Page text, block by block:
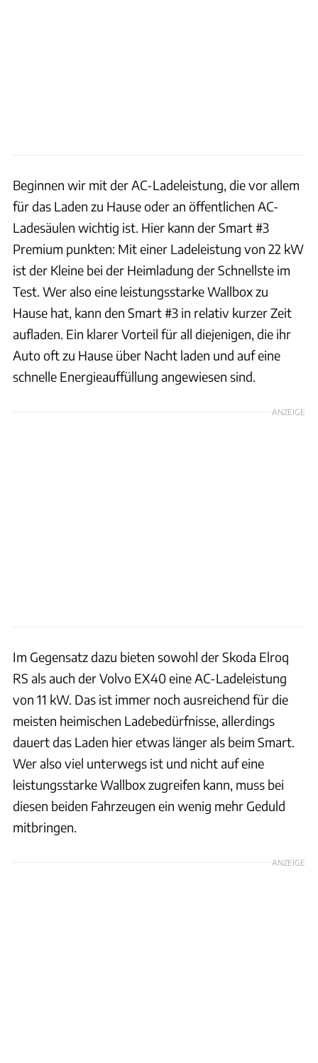
Beginnen wir mit der AC-Ladeleistung, die vor allem
für das Laden zu Hause oder an öffentlichen AC-
Ladesäulen wichtig ist. Hier kann der Smart #3
Premium punkten: Mit einer Ladeleistung von 22 kW
ist der Kleine bei der Heimladung der Schnellste im
Test. Wer also eine leistungsstarke Wallbox zu
Hause hat, kann den Smart #3 in relativ kurzer Zeit
aufladen. Ein klarer Vorteil für all diejenigen, die ihr
Auto oft zu Hause über Nacht laden und auf eine
schnelle Energieauffüllung angewiesen sind.
ANZEIGE
Im Gegensatz dazu bieten sowohl der Skoda Elroq
RS als auch der Volvo EX40 eine AC-Ladeleistung
von 11 kW. Das ist immer noch ausreichend für die
meisten heimischen Ladebedürfnisse, allerdings
dauert das Laden hier etwas länger als beim Smart.
Wer also viel unterwegs ist und nicht auf eine
leistungsstarke Wallbox zugreifen kann, muss bei
diesen beiden Fahrzeugen ein wenig mehr Geduld
mitbringen.
ANZEIGE